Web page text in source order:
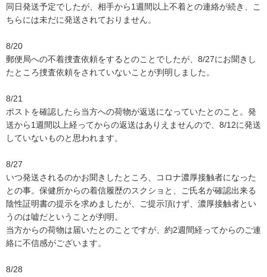
同日発送予定でしたが、相手から1週間以上不着との連絡が続き、こ
ちらには未だに発送されておりません。
8/20
郵便局への不着捜査依頼をするとのことでしたが、8/27にお聞きし
たところ捜査依頼をされていないことが判明しました。
8/21
ポストを確認したら当方への荷物が返送になっていたとのこと。発
送から1週間以上経ってからの返送はありえませんので、8/12に発送
していないものと思われます。
8/27
いつ発送されるのかお聞きしたところ、コロナ濃厚接触者になった
との事。保健所からの着信履歴のスクショと、ご氏名が確認出来る
陰性証明書の提示を求めましたが、ご提示頂けず、濃厚接触者とい
うのは嘘だということが判明。
当方からの荷物は届いたとのことですが、約2週間経ってからのご連
絡に不信感がございます。
8/28